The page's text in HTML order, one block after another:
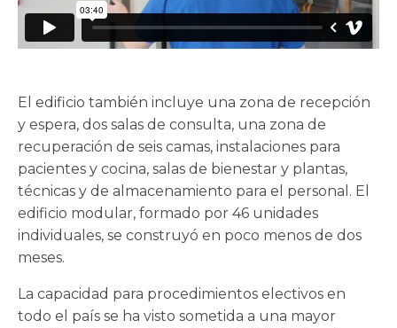
El edificio también incluye una zona de recepción
y espera, dos salas de consulta, una zona de
recuperación de seis camas, instalaciones para
pacientes y cocina, salas de bienestar y plantas,
técnicas y de almacenamiento para el personal. El
edificio modular, formado por 46 unidades
individuales, se construyó en poco menos de dos
meses.
La capacidad para procedimientos electivos en
todo el país se ha visto sometida a una mayor